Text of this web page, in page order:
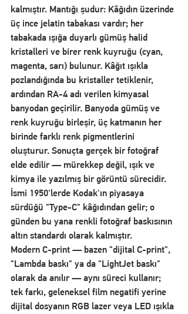
kalmıştır. Mantığı şudur: Kâğıdın üzerinde
üç ince jelatin tabakası vardır; her
tabakada ışığa duyarlı gümüş halid
kristalleri ve birer renk kuyruğu (cyan,
magenta, sarı) bulunur. Kâğıt ışıkla
pozlandığında bu kristaller tetiklenir,
ardından RA-4 adı verilen kimyasal
banyodan geçirilir. Banyoda gümüş ve
renk kuyruğu birleşir, üç katmanın her
birinde farklı renk pigmentlerini
oluşturur. Sonuçta gerçek bir fotoğraf
elde edilir — mürekkep değil, ışık ve
kimya ile yazılmış bir görüntü sürecidir.
İsmi 1950'lerde Kodak'ın piyasaya
sürdüğü "Type-C" kâğıdından gelir; o
günden bu yana renkli fotoğraf baskısının
altın standardı olarak kalmıştır.
Modern C-print — bazen "dijital C-print",
"Lambda baskı" ya da "LightJet baskı"
olarak da anılır — aynı süreci kullanır;
tek farkı, geleneksel film negatifi yerine
dijital dosyanın RGB lazer veya LED ışıkla